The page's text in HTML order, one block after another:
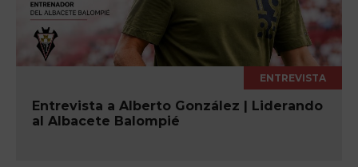
Entrevista a Alberto González | Liderando
al Albacete Balompié
ENTREVISTA